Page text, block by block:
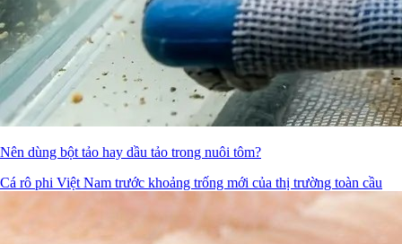
Nên dùng bột tảo hay dầu tảo trong nuôi tôm?
Cá rô phi Việt Nam trước khoảng trống mới của thị trường toàn cầu